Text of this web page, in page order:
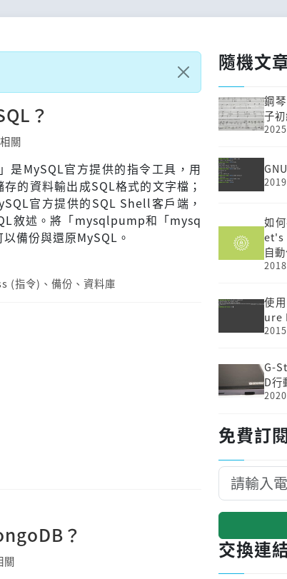
？
關
是MySQL官方提供的指令工具，用
的資料輸出成SQL格式的文字檔；
官方提供的SQL Shell客戶端，
敘述。將「mysqlpump和「mysq
備份與還原MySQL。
(指令) 、 備份 、 資料庫
？
關
隨機文
鋼
子
如
et's
自
使
ure
G-
D行
免費訂
交換連